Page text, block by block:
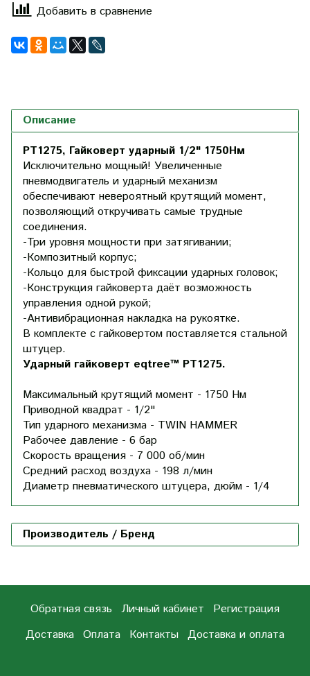
Добавить в сравнение
Описание
PT1275, Гайковерт ударный 1/2" 1750Нм
Исключительно мощный! Увеличенные
пневмодвигатель и ударный механизм
обеспечивают невероятный крутящий момент,
позволяющий откручивать самые трудные
соединения.
-Три уровня мощности при затягивании;
-Композитный корпус;
-Кольцо для быстрой фиксации ударных головок;
-Конструкция гайковерта даёт возможность
управления одной рукой;
-Антивибрационная накладка на рукоятке.
В комплекте с гайковертом поставляется стальной
штуцер.
Ударный гайковерт eqtree™ PT1275.
Максимальный крутящий момент - 1750 Нм
Приводной квадрат - 1/2"
Тип ударного механизма - TWIN HAMMER
Рабочее давление - 6 бар
Скорость вращения - 7 000 об/мин
Средний расход воздуха - 198 л/мин
Диаметр пневматического штуцера, дюйм - 1/4
Производитель / Бренд
Обратная связь Личный кабинет
Регистрация
Доставка Оплата Контакты Доставка и оплата